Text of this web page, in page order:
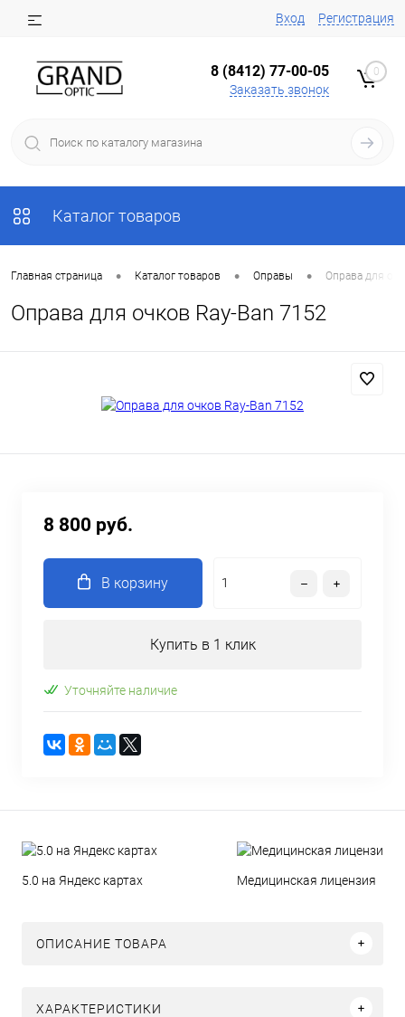
Вход Регистрация
8 (8412) 77-00-05
Заказать звонок
0
Каталог товаров
Главная страница • Каталог товаров • Оправы • Оправа для
Оправа для очков Ray-Ban 7152
8 800 руб.
В корзину
Купить в 1 клик
Уточняйте наличие
5.0 на Яндекс картах Медицинская лицензия
ОПИСАНИЕ ТОВАРА
ХАРАКТЕРИСТИКИ